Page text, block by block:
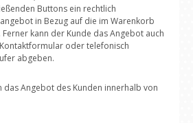
Buttons ein rechtlich
in Bezug auf die im Warenkorb
kann der Kunde das Angebot auch
oder telefonisch
abgeben.
das Angebot des Kunden innerhalb von